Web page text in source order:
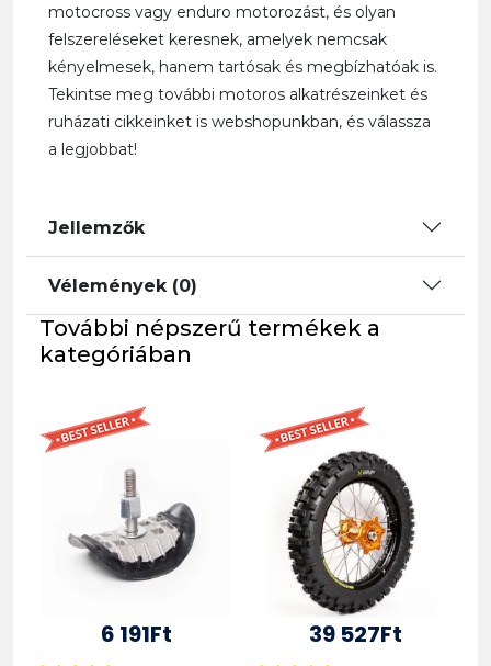
motocross vagy enduro motorozást, és olyan
felszereléseket keresnek, amelyek nemcsak
kényelmesek, hanem tartósak és megbízhatóak is.
Tekintse meg további motoros alkatrészeinket és
ruházati cikkeinket is webshopunkban, és válassza
a legjobbat!
Jellemzők
Vélemények (0)
További népszerű termékek a
kategóriában
6 191Ft 39 527Ft